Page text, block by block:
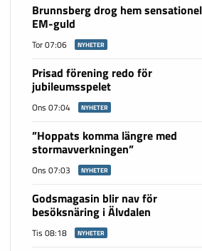
Brunnsberg drog hem
EM-guld
Tor 07:06 NYHETER
Prisad förening redo för
jubileumsspelet
Ons 07:04 NYHETER
”Hoppats komma längre med
stormavverkningen”
Ons 07:03 NYHETER
Godsmagasin blir nav för
besöksnäring i Älvdalen
Tis 08:18 NYHETER